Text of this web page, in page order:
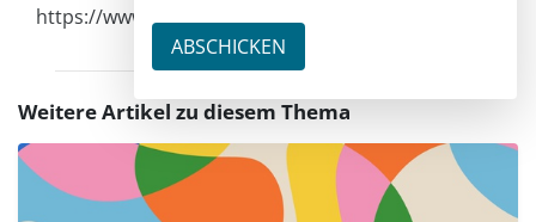
https://www.azureblue.io
Weitere Artikel zu diesem Thema